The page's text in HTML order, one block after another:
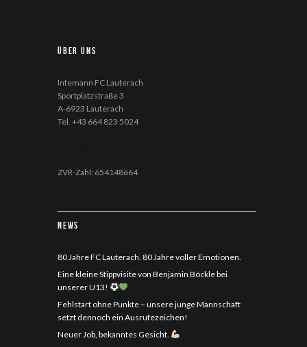
Über uns
Intemann FC Lauterach
Sportplatzstraße 3
A-6923 Lauterach
Tel. +43 664 823 5024
ZVR-Zahl: 654148664
News
80 Jahre FC Lauterach. 80 Jahre voller Emotionen.
Eine kleine Stippvisite von Benjamin Böckle bei
unserer U13!
Fehlstart ohne Punkte – unsere junge Mannschaft
setzt dennoch ein Ausrufezeichen!
Neuer Job, bekanntes Gesicht.